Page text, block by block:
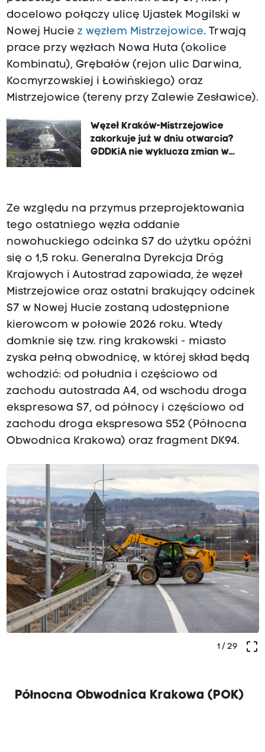
docelowo połączy ulicę Ujastek Mogilski w
Nowej Hucie z węzłem Mistrzejowice. Trwają
prace przy węzłach Nowa Huta (okolice
Kombinatu), Grębałów (rejon ulic Darwina,
Kocmyrzowskiej i Łowińskiego) oraz
Mistrzejowice (tereny przy Zalewie Zesławice).
Węzeł Kraków-Mistrzejowice
zakorkuje już w dniu otwarcia?
GDDKiA nie wyklucza zmian w
Ze względu na przymus przeprojektowania
tego ostatniego węzła oddanie
nowohuckiego odcinka S7 do użytku opóźni
się o 1,5 roku. Generalna Dyrekcja Dróg
Krajowych i Autostrad zapowiada, że węzeł
Mistrzejowice oraz ostatni brakujący odcinek
S7 w Nowej Hucie zostaną udostępnione
kierowcom w połowie 2026 roku. Wtedy
domknie się tzw. ring krakowski - miasto
zyska pełną obwodnicę, w której skład będą
wchodzić: od południa i częściowo od
zachodu autostrada A4, od wschodu droga
ekspresowa S7, od północy i częściowo od
zachodu droga ekspresowa S52 (Północna
Obwodnica Krakowa) oraz fragment DK94.
crop_free
1 / 29
Północna Obwodnica Krakowa (POK)